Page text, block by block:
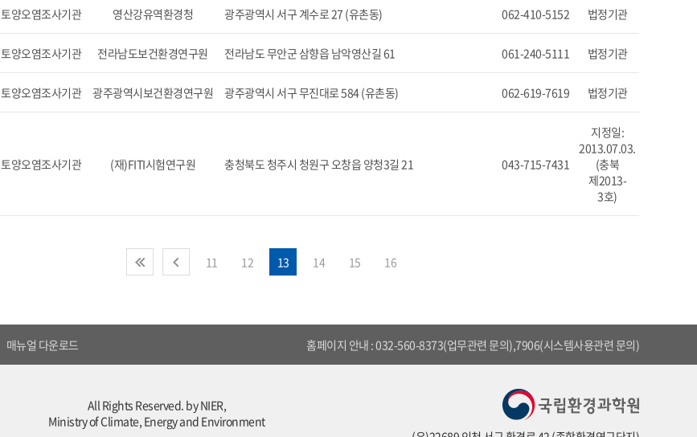
토양오염조사기관 영산강유역환경청 광주광역시 서구 계수로 27 (유촌동) 062-410-5152 법정기관
토양오염조사기관 전라남도보건환경연구원 전라남도 무안군 삼향읍 남악영산길 61 061-240-5111 법정기관
토양오염조사기관 광주광역시보건환경연구원 광주광역시 서구 무진대로 584 (유촌동) 062-619-7619 법정기관
토양오염조사기관 (재)FITI시험연구원 충청북도 청주시 청원구 오창읍 양청3길 21 043-715-7431
지정일:
2013.07.03.
(충북
제2013-
3호)
처음 이전 11 12 13 14 15 16
매뉴얼 다운로드 홈페이지 안내 : 032-560-8373(업무관련 문의),7906(시스템사용관련 문의)
All Rights Reserved. by NIER,
Ministry of Climate, Energy and Environment